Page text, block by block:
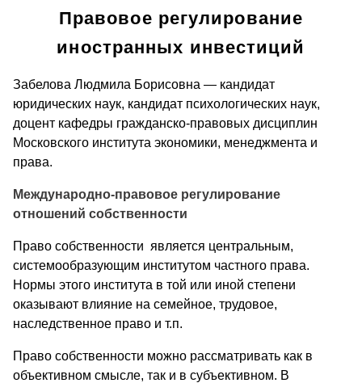
Правовое регулирование
иностранных инвестиций
Забелова Людмила Борисовна — кандидат
юридических наук, кандидат психологических наук,
доцент кафедры гражданско-правовых дисциплин
Московского института экономики, менеджмента и
права.
Международно-правовое регулирование
отношений собственности
Право собственности является центральным,
системообразующим институтом частного права.
Нормы этого института в той или иной степени
оказывают влияние на семейное, трудовое,
наследственное право и т.п.
Право собственности можно рассматривать как в
объективном смысле, так и в субъективном. В